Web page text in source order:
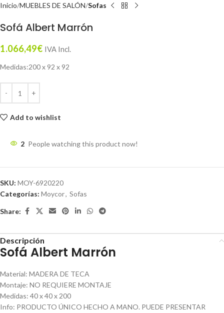
Inicio MUEBLES DE SALÓN Sofas
Sofá Albert Marrón
1.066,49€ IVA Incl.
Medidas:200 x 92 x 92
Add to wishlist
2 People watching this product now!
SKU: MOY-6920220
Categorías: Moycor, Sofas
Share:
Descripción
Sofá Albert Marrón
Material: MADERA DE TECA
Montaje: NO REQUIERE MONTAJE
Medidas: 40 x 40 x 200
Info: PRODUCTO ÚNICO HECHO A MANO. PUEDE PRESENTAR